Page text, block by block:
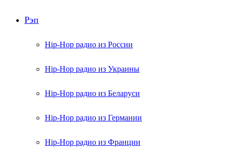
Рэп
Hip-Hop радио из России
Hip-Hop радио из Украины
Hip-Hop радио из Беларуси
Hip-Hop радио из Германии
Hip-Hop радио из Франции